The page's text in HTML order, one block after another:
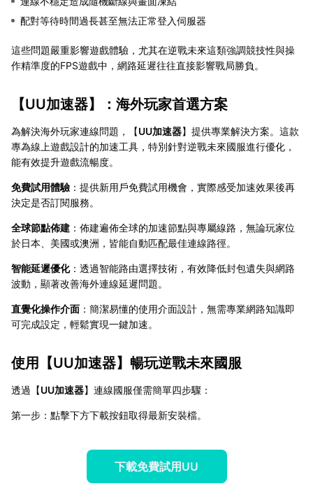
配對等待時間過長甚至無法正常登入伺服器
這些問題嚴重影響遊戲體驗，尤其在逆戰未來這類強調競技性與操
作精準度的FPS遊戲中，網路延遲往往直接影響戰局勝負。
【UU加速器】：海外玩家首選方案
為解決海外玩家連線問題，【UU加速器】提供專業解決方案。這款
專為線上遊戲設計的加速工具，特別針對逆戰未來國服進行優化，
能有效提升遊戲流暢度。
免費試用體驗 ：提供新用戶免費試用機會，實際感受加速效果後再
決定是否訂閱服務。
全球節點佈建 ：佈建遍佈全球的加速節點與專屬線路，無論玩家位
於日本、美國或澳洲，皆能自動匹配最佳連線路徑。
智能延遲優化：透過智能路由選擇技術，有效降低封包遺失與網路
波動，顯著改善海外連線延遲問題。
直覺化操作介面 ：簡潔易懂的使用介面設計，無需專業網路知識即
可完成設定，輕鬆實現一鍵加速。
使用【UU加速器】暢玩逆戰未來國服
透過【UU加速器】連線國服僅需簡單四步驟：
第一步：點擊下方下載按鈕取得最新安裝檔。
下載免費試用UU